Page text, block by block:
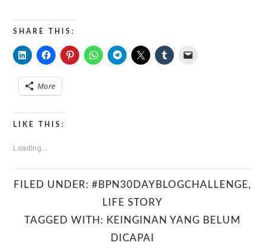
SHARE THIS:
More
LIKE THIS:
Loading...
FILED UNDER: #BPN30DAYBLOGCHALLENGE,
LIFE STORY
TAGGED WITH: KEINGINAN YANG BELUM
DICAPAI